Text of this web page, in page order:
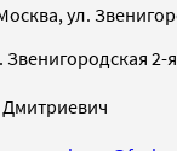
ул.
2-